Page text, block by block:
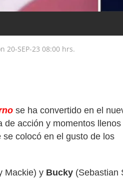
20-SEP-23 08:00 hrs.
se ha convertido en el
de acción y momentos llenos
colocó en el gusto de los
Mackie) y Bucky (Sebastian